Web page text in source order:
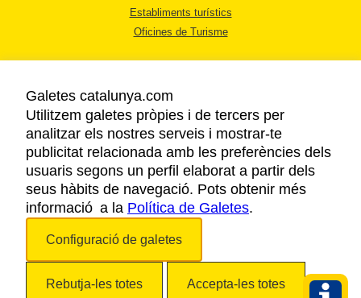
Establiments turístics
Oficines de Turisme
AVÍS LEGAL
POLÍTICA DE PRIVACITAT
COOKIES
ACCESSIBILITAT
Galetes catalunya.com
Utilitzem galetes pròpies i de tercers per
analitzar els nostres serveis i mostrar-te
publicitat relacionada amb les preferències dels
usuaris segons un perfil elaborat a partir dels
seus hàbits de navegació. Pots obtenir més
informació a la Política de Galetes.
Configuració de galetes
Rebutja-les totes Accepta-les totes